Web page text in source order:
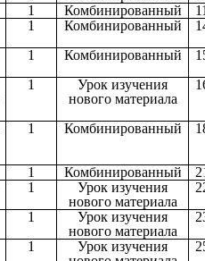
1 Комбинированный
1 Комбинированный
1 Комбинированный
1
Урок изучения
нового материала
1 Комбинированный
1 Комбинированный
1
Урок изучения
нового материала
1
Урок изучения
нового материала
1
Урок изучения